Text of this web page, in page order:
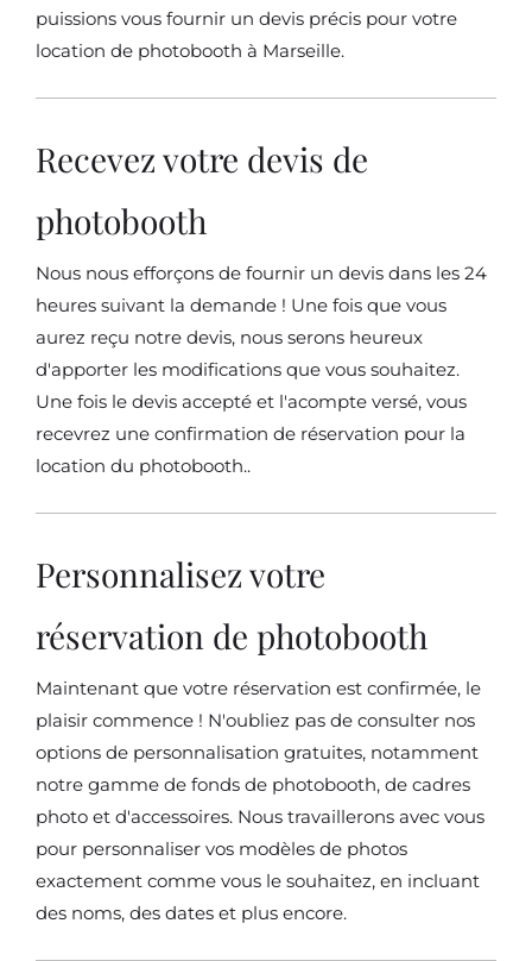
puissions vous fournir un devis précis pour votre
location de photobooth à Marseille.
Recevez votre devis de
photobooth
Nous nous efforçons de fournir un devis dans les 24
heures suivant la demande ! Une fois que vous
aurez reçu notre devis, nous serons heureux
d'apporter les modifications que vous souhaitez.
Une fois le devis accepté et l'acompte versé, vous
recevrez une confirmation de réservation pour la
location du photobooth..
Personnalisez votre
réservation de photobooth
Maintenant que votre réservation est confirmée, le
plaisir commence ! N'oubliez pas de consulter nos
options de personnalisation gratuites, notamment
notre gamme de fonds de photobooth, de cadres
photo et d'accessoires. Nous travaillerons avec vous
pour personnaliser vos modèles de photos
exactement comme vous le souhaitez, en incluant
des noms, des dates et plus encore.